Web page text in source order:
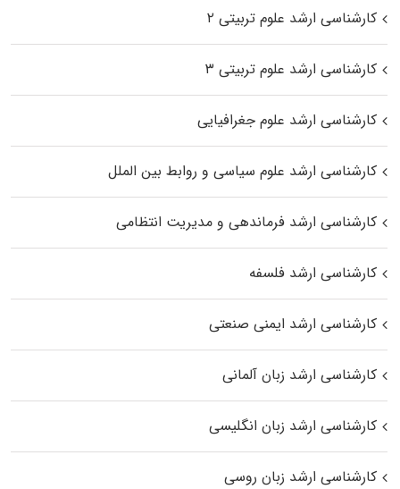
کارشناسی ارشد علوم تربیتی ۲
کارشناسی ارشد علوم تربیتی ۳
کارشناسی ارشد علوم جغرافیایی
کارشناسی ارشد علوم سیاسی و روابط بین الملل
کارشناسی ارشد فرماندهی و مدیریت انتظامی
کارشناسی ارشد فلسفه
کارشناسی ارشد ایمنی صنعتی
کارشناسی ارشد زبان آلمانی
کارشناسی ارشد زبان انگلیسی
کارشناسی ارشد زبان روسی